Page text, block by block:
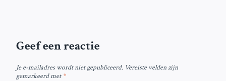
Geef een reactie
Je e-mailadres wordt niet gepubliceerd. Vereiste velden zijn
gemarkeerd met*